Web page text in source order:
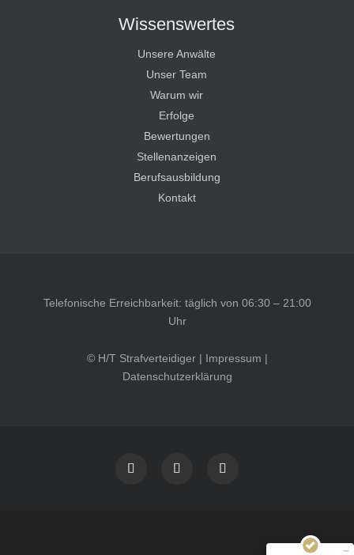
Wissenswertes
Unsere Anwälte
Unser Team
Warum wir
Erfolge
Bewertungen
Stellenanzeigen
Berufsausbildung
Kontakt
Telefonische Erreichbarkeit: täglich von 06:30 – 21:00
Uhr
© H/T Strafverteidiger | Impressum |
Datenschutzerklärung